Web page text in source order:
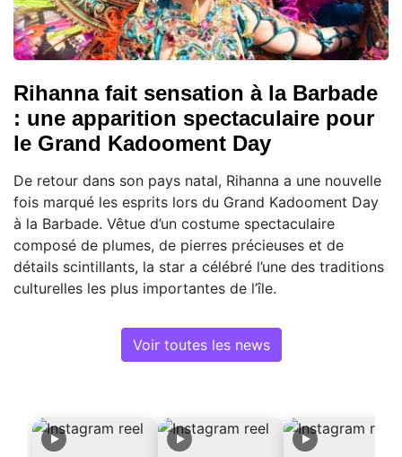
Rihanna fait sensation à la Barbade
: une apparition spectaculaire pour
le Grand Kadooment Day
De retour dans son pays natal, Rihanna a une nouvelle
fois marqué les esprits lors du Grand Kadooment Day
à la Barbade. Vêtue d’un costume spectaculaire
composé de plumes, de pierres précieuses et de
détails scintillants, la star a célébré l’une des traditions
culturelles les plus importantes de l’île.
Voir toutes les news